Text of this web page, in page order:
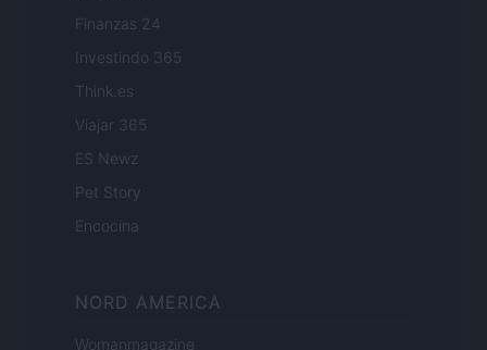
Finanzas 24
Investindo 365
Think.es
Viajar 365
ES Newz
Pet Story
Encocina
NORD AMERICA
Womanmagazine